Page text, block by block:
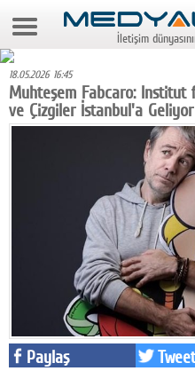
9 Ağustos 2026 15:22:35
Foto Galeri
Video Galeri
Reyting-tiraj
Teknoloji
Televizyon
Dünya
İletişim
18.05.2026 16:45
Muhteşem Fabcaro:
ve Çizgiler İstanbul'a Geliyor
Paylaş Tweet